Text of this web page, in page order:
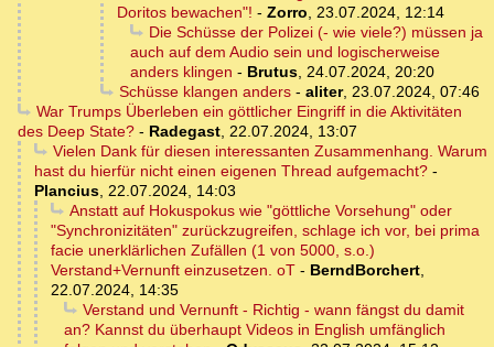
Doritos bewachen"! - Zorro, 23.07.2024, 12:14
Die Schüsse der Polizei (- wie viele?) müssen ja
auch auf dem Audio sein und logischerweise
anders klingen - Brutus, 24.07.2024, 20:20
Schüsse klangen anders- aliter, 23.07.2024, 07:46
War Trumps Überleben ein göttlicher Eingriff in die Aktivitäten
des Deep State? - Radegast, 22.07.2024, 13:07
Vielen Dank für diesen interessanten Zusammenhang. Warum
hast du hierfür nicht einen eigenen Thread aufgemacht? -
Plancius, 22.07.2024, 14:03
Anstatt auf Hokuspokus wie "göttliche Vorsehung" oder
"Synchronizitäten" zurückzugreifen, schlage ich vor, bei prima
facie unerklärlichen Zufällen (1 von 5000, s.o.)
Verstand+Vernunft einzusetzen. oT - BerndBorchert,
22.07.2024, 14:35
Verstand und Vernunft - Richtig - wann fängst du damit
an? Kannst du überhaupt Videos in English umfänglich